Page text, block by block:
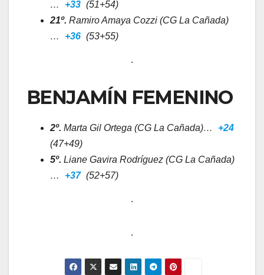
… +33 (51+54)
21º. Ramiro Amaya Cozzi (CG La Cañada)
…
+36 (53+55)
.
BENJAMÍN FEMENINO
2º. Marta Gil Ortega (CG La Cañada)…
+24
(47+49)
5º. Liane Gavira Rodríguez (CG La Cañada)
…
+37 (52+57)
.
.